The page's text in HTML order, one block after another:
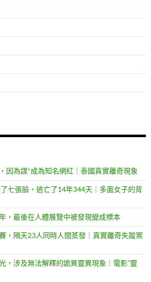
因為謀*成為知名網紅｜泰國真實離奇現象
七張臉，逃亡了14年344天｜多面女子的背
，最後在人體展覽中被發現變成標本
，隔天23人同時人間蒸發｜真實離奇失蹤案
，涉及無法解釋的詭異靈異現象｜電影”靈